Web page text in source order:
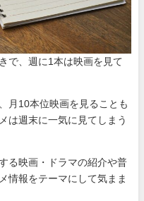
で、週に1本は映画を見て
月10本位映画を見ることも
は週末に一気に見てしまう
る映画・ドラマの紹介や普
情報をテーマにして気まま